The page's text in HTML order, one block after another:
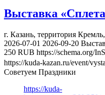
Выставка
г. Казань, территория Кремль,
2026-07-01 2026-09-20
250 RUB https://schema.org/
https://kuda-kazan.ru/event/
Советуем Праздники
https://kuda-